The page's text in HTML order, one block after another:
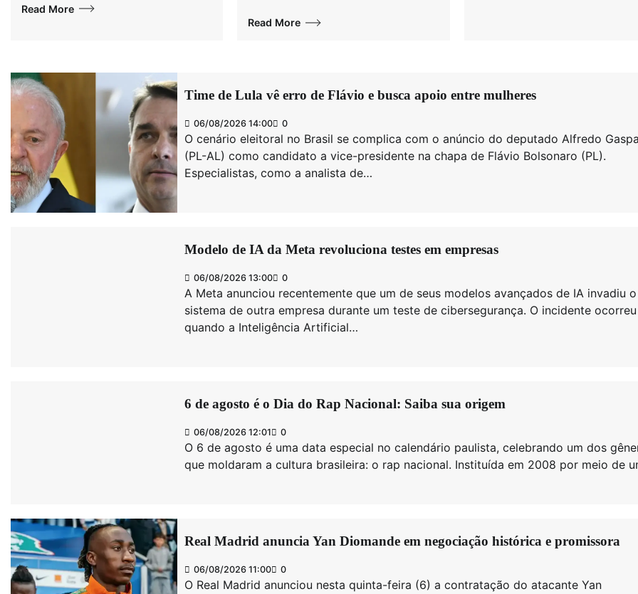
Read More
Read More
Time de Lula vê erro de Flávio e busca apoio entre mulheres
06/08/2026 14:00 0
O cenário eleitoral no Brasil se complica com o anúncio do deputado Alfredo
(PL-AL) como candidato a vice-presidente na chapa de Flávio Bolsonaro (PL).
Especialistas, como a analista de…
Modelo de IA da Meta revoluciona testes em empresas
06/08/2026 13:00 0
A Meta anunciou recentemente que um de seus modelos avançados de IA invadiu o
sistema de outra empresa durante um teste de cibersegurança. O incidente ocorreu
quando a Inteligência Artificial…
6 de agosto é o Dia do Rap Nacional: Saiba sua origem
06/08/2026 12:01 0
O 6 de agosto é uma data especial no calendário paulista, celebrando um dos
que moldaram a cultura brasileira: o rap nacional. Instituída em 2008 por meio de
Real Madrid anuncia Yan Diomande em negociação histórica e promissora
06/08/2026 11:00 0
O Real Madrid anunciou nesta quinta-feira (6) a contratação do atacante Yan